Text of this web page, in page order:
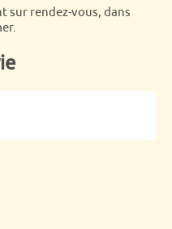
sur rendez-vous, dans
sur-mer.